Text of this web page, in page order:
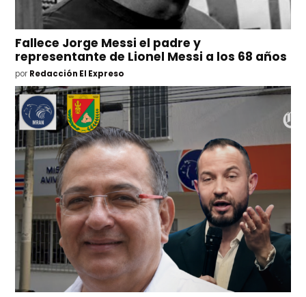
Fallece Jorge Messi el padre y
representante de Lionel Messi a los 68 años
por Redacción El Expreso